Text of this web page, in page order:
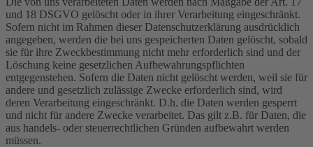
und 18 DSGVO gelöscht oder in ihrer Verarbeitung eingeschränkt.
Sofern nicht im Rahmen dieser Datenschutzerklärung ausdrücklich
angegeben, werden die bei uns gespeicherten Daten gelöscht, sobald
sie für ihre Zweckbestimmung nicht mehr erforderlich sind und der
Löschung keine gesetzlichen Aufbewahrungspflichten
entgegenstehen. Sofern die Daten nicht gelöscht werden, weil sie für
andere und gesetzlich zulässige Zwecke erforderlich sind, wird
deren Verarbeitung eingeschränkt. D.h. die Daten werden gesperrt
und nicht für andere Zwecke verarbeitet. Das gilt z.B. für Daten, die
aus handels- oder steuerrechtlichen Gründen aufbewahrt werden
müssen.